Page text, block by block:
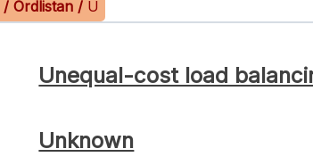
/ Ordlistan / U
Unequal-cost load
Unknown